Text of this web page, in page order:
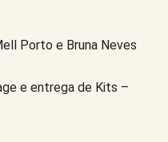
Porto e Bruna Neves
e entrega de Kits –